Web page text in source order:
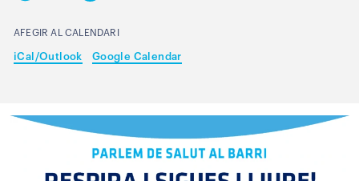
AFEGIR AL CALENDARI
iCal/Outlook Google Calendar